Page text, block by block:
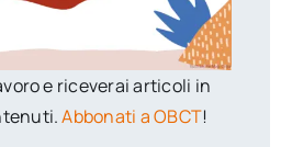
e riceverai articoli in
Abbonati a OBCT!